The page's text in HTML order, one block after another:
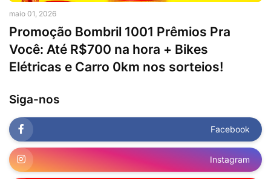
maio 01, 2026
Promoção Bombril 1001 Prêmios Pra
Você: Até R$700 na hora + Bikes
Elétricas e Carro 0km nos sorteios!
Siga-nos
Facebook
Instagram